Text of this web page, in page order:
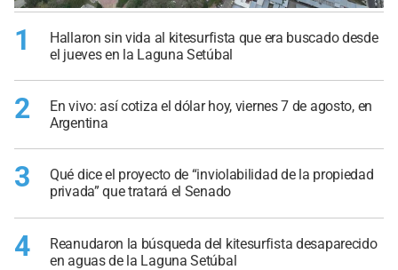
1
Hallaron sin vida al kitesurfista que era buscado desde
el jueves en la Laguna Setúbal
2
En vivo: así cotiza el dólar hoy, viernes 7 de agosto, en
Argentina
3
Qué dice el proyecto de “inviolabilidad de la propiedad
privada” que tratará el Senado
4
Reanudaron la búsqueda del kitesurfista desaparecido
en aguas de la Laguna Setúbal